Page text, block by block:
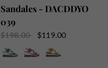
Sandales - DACDDYO
039
$198.00
$119.00